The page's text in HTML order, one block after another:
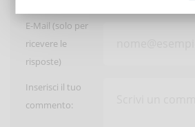
E-Mail (solo per
ricevere le
risposte)
Inserisci il tuo
commento: